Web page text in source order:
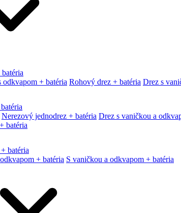
odkvapom + batéria Rohový drez + batéria Drez s
Nerezový jednodrez + batéria Drez s vaničkou a
batéria
batéria
+ batéria S vaničkou a odkvapom + batéria